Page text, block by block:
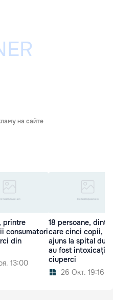
на сайте
printre
consumatori
din
13:00
18 persoane, dintre
care cinci copii, au
ajuns la spital
au fost intoxicaţi
ciuperci
26 Окт. 19:16